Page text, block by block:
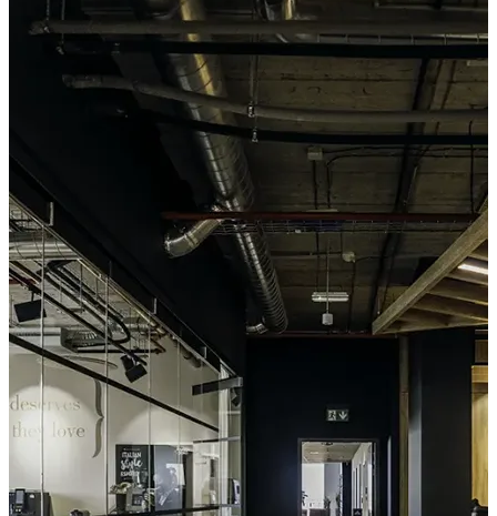
Unilever PŘÍKLAD SLUŽBY